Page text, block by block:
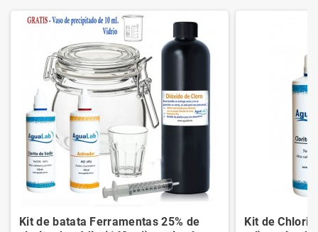
Kit de batata Ferramentas 25% de
Kit de